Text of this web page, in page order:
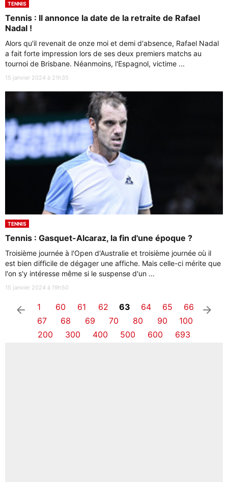
TENNIS
Tennis : Il annonce la date de la retraite de Rafael
Nadal !
Alors qu'il revenait de onze moi et demi d'absence, Rafael Nadal
a fait forte impression lors de ses deux premiers matchs au
tournoi de Brisbane. Néanmoins, l'Espagnol, victime ...
15 janvier 2024 à 21h35
TENNIS
Tennis : Gasquet-Alcaraz, la fin d'une époque ?
Troisième journée à l'Open d'Australie et troisième journée où il
est bien difficile de dégager une affiche. Mais celle-ci mérite que
l'on s'y intéresse même si le suspense d'un ...
15 janvier 2024 à 19h50
arrow_left 1 60 61 62 63 64 65
66
67
68 69 70 80 90
100
200
300 400 500 600 693
arrow_right